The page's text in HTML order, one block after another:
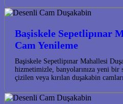
Başiskele Sepetlipınar
Cam Yenileme
Başiskele Sepetlipınar Mahallesi
hizmetimizle, banyolarınıza yeni
çizilen veya kırılan duşakabin